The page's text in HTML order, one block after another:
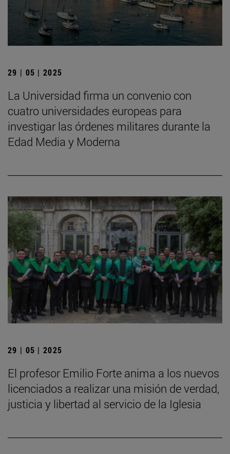
29 | 05 | 2025
La Universidad firma un convenio con
cuatro universidades europeas para
investigar las órdenes militares durante la
Edad Media y Moderna
29 | 05 | 2025
El profesor Emilio Forte anima a los nuevos
licenciados a realizar una misión de verdad,
justicia y libertad al servicio de la Iglesia